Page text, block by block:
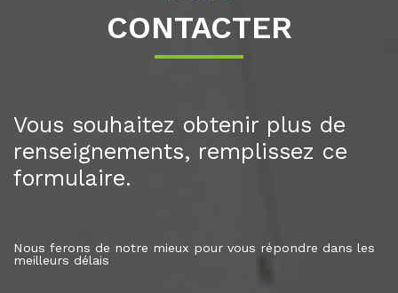
CONTACTER
Vous souhaitez obtenir plus de
renseignements, remplissez ce
formulaire.
Nous ferons de notre mieux pour vous répondre dans les
meilleurs délais